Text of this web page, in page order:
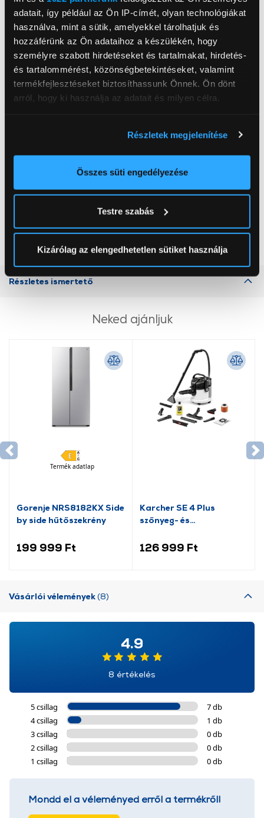
adatait, így például az Ön IP-címét, olyan technológiákat
használva, mint a sütik, amelyekkel tárolhatjuk és
hozzáférünk az Ön adataihoz a készülékén, hogy
személyre szabott hirdetéseket és tartalmakat, hirdetés-
és tartalommérést, közönségbetekintéseket, valamint
termékfejlesztéseket biztosíthassunk Önnek. Ön dönt
arról, hogy ki használja az adatait és milyen célra.
elhelyezkedéséről pár méteres pontossággal
Az Ön készülékén beazonosítása annak konkrét
módjairól és adja meg preferenciáit aRészletek
pontban. Bármikor módosíthatja vagy visszavonhatja a
Sütinyilatkozathoz való hozzájárulását.
okat használ, melyeket az Ön gépén tárol a rendszer. A
szolgáltatásaink biztosításához szükségesek. Az oldal
használatával Ön elfogadja a cookie-k használatát.
Részletek megjelenítése
Összes süti engedélyezése
Testre szabás
Kizárólag az elengedhetetlen sütiket használja
BSH Hausgeräte GmbH
www.bsh-group.com
81739, München, Carl-Wery-Straße 34
Teljesítmény
1 200 ml
Porszívószűrő típus
HEPA
Piros
Részletes ismertető
Neked ajánljuk
Termék adatlap
Gorenje NRS8182KX Side
by side hűtőszekrény
199 999 Ft
Karcher SE 4 Plus
szőnyeg- és
(1.081-170.0)
126 999 Ft
Vásárlói vélemények(8)
4.9
8 értékelés
5 csillag
7 db
4 csillag
1 db
3 csillag
0 db
2 csillag
0 db
1 csillag
0 db
Mondd el a véleményed erről a termékről!